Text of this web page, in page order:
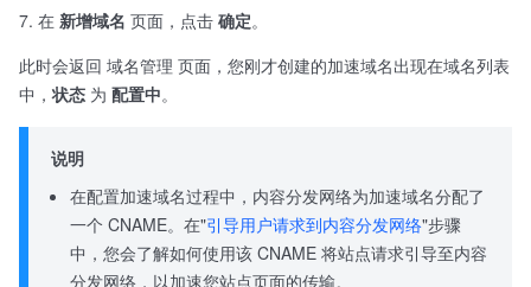
在 新增域名 页面，点击 确定。
此时会返回 域名管理 页面，您刚才创建的加速域名出现在域名列表
中，状态 为 配置中。
说明
在配置加速域名过程中，内容分发网络为加速域名分配了
一个 CNAME。在"引导用户请求到内容分发网络"步骤
中，您会了解如何使用该 CNAME 将站点请求引导至内容
分发网络，以加速您站点页面的传输。